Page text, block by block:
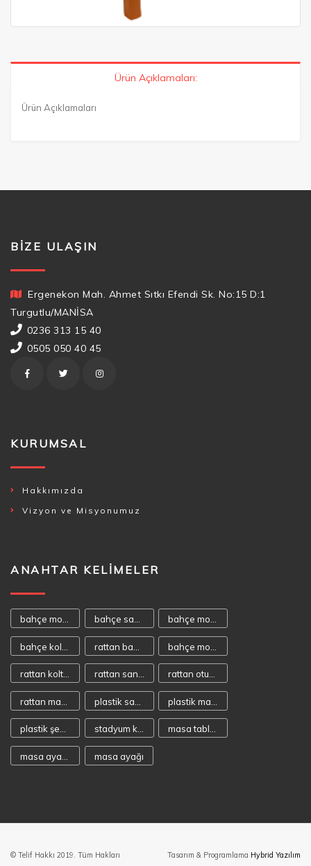
Ürün Açıklamaları:
Ürün Açıklamaları
BIZE ULAŞIN
Ergenekon Mah. Ahmet Sıtkı Efendi Sk. No:15 D:1
Turgutlu/MANİSA
0236 313 15 40
0505 050 40 45
KURUMSAL
Hakkımızda
Vizyon ve Misyonumuz
ANAHTAR KELIMELER
masa ayağı
© Telif Hakkı 2019. Tüm Hakları Tasarım & Programlama Hybrid Yazılım